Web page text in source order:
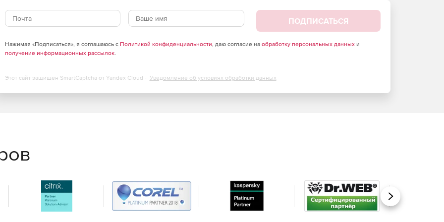
и надежности информационной инфраструктуры
ПОДПИСАТЬСЯ
Нажимая «Подписаться», я соглашаюсь с Политикой конфиденциальности, даю согласие на обработку персональных данныхи
получение информационных рассылок.
Этот сайт защищен SmartCaptcha от Yandex Cloud - Уведомление об условиях обработки данных
Вперед